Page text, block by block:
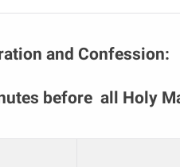
and Confession:
before all Holy